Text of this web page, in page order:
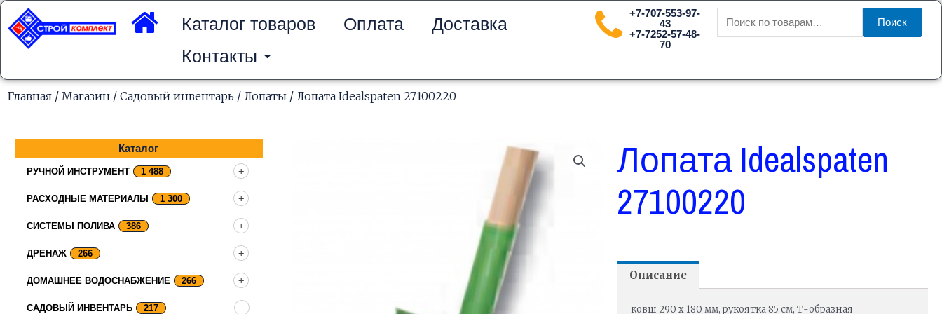
Перейти
содержимому
Каталог товаров Оплата
Доставка
Контакты
+7-707-553-97-
43
+7-7252-57-48-
70
Искать:
Поиск
Главная / Магазин / Садовый инвентарь / Лопаты / Лопата Idealspaten 27100220
Каталог
РУЧНОЙ ИНСТРУМЕНТ 1 488
РАСХОДНЫЕ МАТЕРИАЛЫ 1 300
СИСТЕМЫ ПОЛИВА 386
ДРЕНАЖ 266
ДОМАШНЕЕ ВОДОСНАБЖЕНИЕ 266
САДОВЫЙ ИНВЕНТАРЬ 217
Лопата Idealspaten
27100220
Описание
ковш 290 х 180 мм, рукоятка 85 см, Т-образная